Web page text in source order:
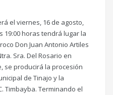
el viernes, 16 de agosto,
19:00 horas tendrá lugar la
Don Juan Antonio Artiles
Sra. Del Rosario en
se producirá la procesión
de Tinajo y la
Timbayba. Terminando el